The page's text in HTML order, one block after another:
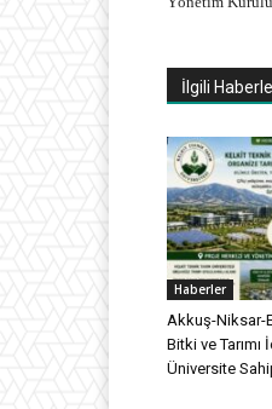
İlgili
Haberler
Akkuş-Niksar-
Bitki ve
Üniversite